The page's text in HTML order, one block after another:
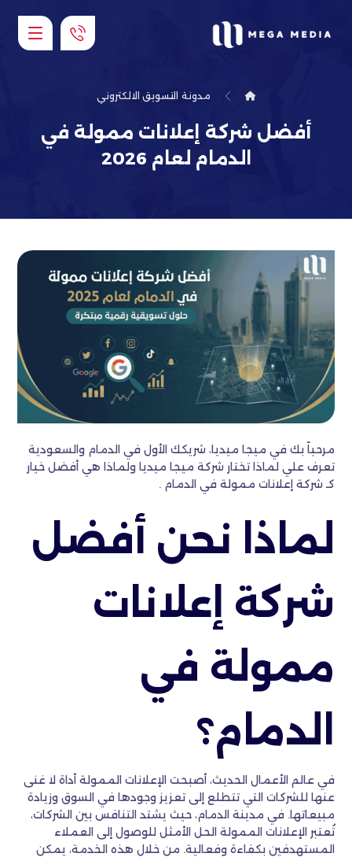
مدونة التسويق الالكتروني
أفضل شركة إعلانات ممولة في
الدمام لعام 2026
مرحباً بك في ميجا ميديا، شريكك الأول في الدمام والسعودية
تعرف علي لماذا تختار شركة ميجا ميديا ولماذا هي أفضل خيار
كـ شركة إعلانات ممولة في الدمام .
لماذا نحن أفضل
شركة إعلانات
ممولة في
الدمام؟
في عالم الأعمال الحديث، أصبحت الإعلانات الممولة أداة لا غنى
عنها للشركات التي تتطلع إلى تعزيز وجودها في السوق وزيادة
مبيعاتها. في مدينة الدمام، حيث يشتد التنافس بين الشركات،
تُعتبر الإعلانات الممولة الحل الأمثل للوصول إلى العملاء
المستهدفين بكفاءة وفعالية. من خلال هذه الخدمة، يمكن